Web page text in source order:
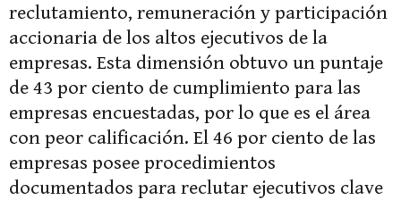
reclutamiento, remuneración y participación
accionaria de los altos ejecutivos de la
empresas. Esta dimensión obtuvo un puntaje
de 43 por ciento de cumplimiento para las
empresas encuestadas, por lo que es el área
con peor calificación. El 46 por ciento de las
empresas posee procedimientos
documentados para reclutar ejecutivos clave